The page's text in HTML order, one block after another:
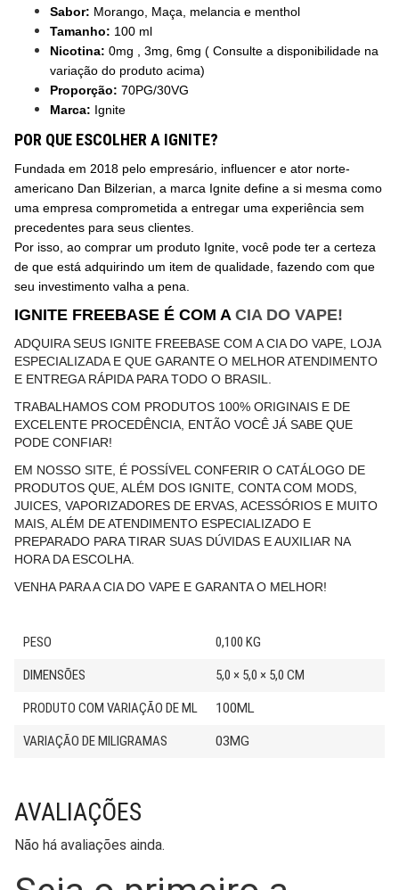
Sabor: Morango, Maça, melancia e menthol
Tamanho: 100 ml
Nicotina: 0mg , 3mg, 6mg ( Consulte a disponibilidade na
variação do produto acima)
Proporção: 70PG/30VG
Marca: Ignite
POR QUE ESCOLHER A IGNITE?
Fundada em 2018 pelo empresário, influencer e ator norte-
americano Dan Bilzerian, a marca Ignite define a si mesma como
uma empresa comprometida a entregar uma experiência sem
precedentes para seus clientes.
Por isso, ao comprar um produto Ignite, você pode ter a certeza
de que está adquirindo um item de qualidade, fazendo com que
seu investimento valha a pena.
IGNITE FREEBASE É COM A CIA DO VAPE!
ADQUIRA SEUS IGNITE FREEBASE COM A CIA DO VAPE, LOJA
ESPECIALIZADA E QUE GARANTE O MELHOR ATENDIMENTO
E ENTREGA RÁPIDA PARA TODO O BRASIL.
TRABALHAMOS COM PRODUTOS 100% ORIGINAIS E DE
EXCELENTE PROCEDÊNCIA, ENTÃO VOCÊ JÁ SABE QUE
PODE CONFIAR!
EM NOSSO SITE, É POSSÍVEL CONFERIR O CATÁLOGO DE
PRODUTOS QUE, ALÉM DOS IGNITE, CONTA COM MODS,
JUICES, VAPORIZADORES DE ERVAS, ACESSÓRIOS E MUITO
MAIS, ALÉM DE ATENDIMENTO ESPECIALIZADO E
PREPARADO PARA TIRAR SUAS DÚVIDAS E AUXILIAR NA
HORA DA ESCOLHA.
VENHA PARA A CIA DO VAPE E GARANTA O MELHOR!
PESO 0,100 KG
DIMENSÕES 5,0 × 5,0 × 5,0 CM
PRODUTO COM VARIAÇÃO DE ML 100ML
VARIAÇÃO DE MILIGRAMAS 03MG
AVALIAÇÕES
Não há avaliações ainda.